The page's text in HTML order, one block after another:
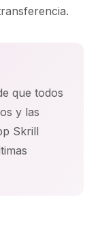
que todos
y las
Skrill